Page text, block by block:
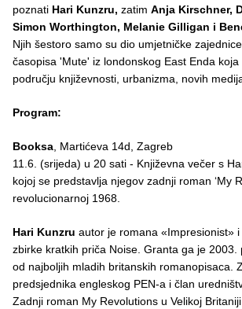
poznati Hari Kunzru, zatim Anja Kirschner,
Simon Worthington, Melanie Gilligan i
Njih šestoro samo su dio umjetničke
časopisa 'Mute' iz londonskog East Enda
području književnosti, urbanizma, novih
Program:
Booksa, Martićeva 14d, Zagreb
11.6. (srijeda) u 20 sati - Književna večer s
kojoj se predstavlja njegov zadnji roman ‘My
revolucionarnoj 1968.
Hari Kunzru autor je romana «Impresionist»
zbirke kratkih priča Noise. Granta ga je 2003.
od najboljih mladih britanskih romanopisaca.
predsjednika engleskog PEN-a i član
Zadnji roman My Revolutions u Velikoj